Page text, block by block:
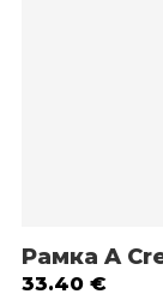
Рамка A
33.40 €